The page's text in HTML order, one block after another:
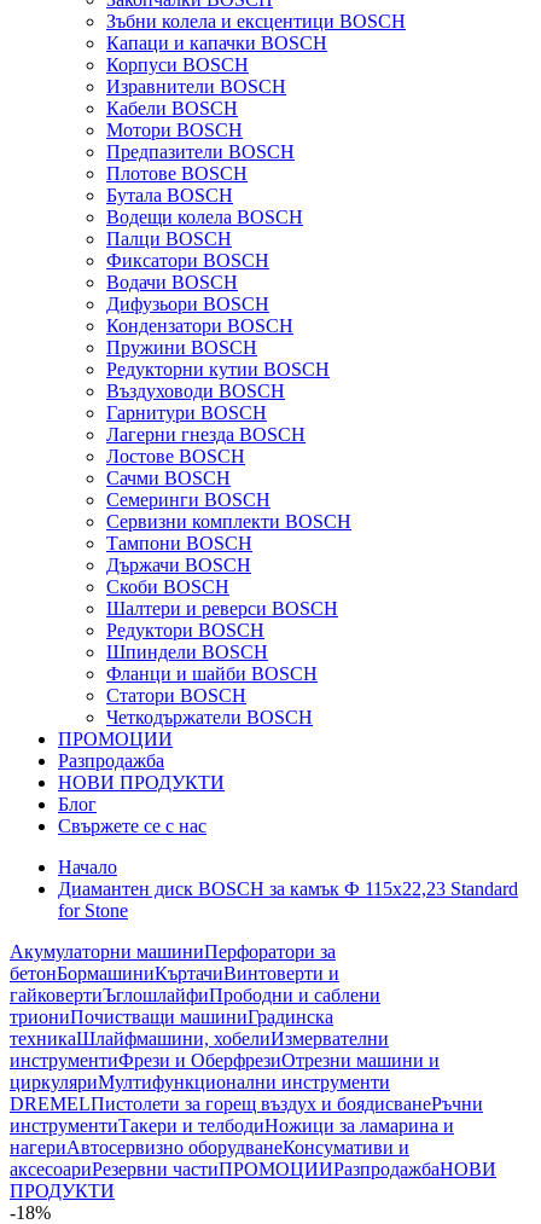
Зъбни колела и ексцентици BOSCH
Капаци и капачки BOSCH
Корпуси BOSCH
Изравнители BOSCH
Кабели BOSCH
Мотори BOSCH
Предпазители BOSCH
Плотове BOSCH
Бутала BOSCH
Водещи колела BOSCH
Палци BOSCH
Фиксатори BOSCH
Водачи BOSCH
Дифузьори BOSCH
Кондензатори BOSCH
Пружини BOSCH
Редукторни кутии BOSCH
Въздуховоди BOSCH
Гарнитури BOSCH
Лагерни гнезда BOSCH
Лостове BOSCH
Сачми BOSCH
Семеринги BOSCH
Сервизни комплекти BOSCH
Тампони BOSCH
Държачи BOSCH
Скоби BOSCH
Шалтери и реверси BOSCH
Редуктори BOSCH
Шпиндели BOSCH
Фланци и шайби BOSCH
Статори BOSCH
Четкодържатели BOSCH
ПРОМОЦИИ
Разпродажба
НОВИ ПРОДУКТИ
Блог
Свържете се с нас
Начало
Диамантен диск BOSCH за камък Ф 115х22,23 Standard
for Stone
Акумулаторни машиниПерфоратори за
бетонБормашиниКъртачиВинтоверти и
гайковертиЪглошлайфиПрободни и саблени
триониПочистващи машиниГрадинска
техникаШлайфмашини, хобелиИзмервателни
инструментиФрези и ОберфрезиОтрезни машини и
циркуляриМултифункционални инструменти
DREMELПистолети за горещ въздух и боядисванеРъчни
инструментиТакери и телбодиНожици за ламарина и
нагериАвтосервизно оборудванеКонсумативи и
аксесоариРезервни частиПРОМОЦИИРазпродажбаНОВИ
ПРОДУКТИ
-18%